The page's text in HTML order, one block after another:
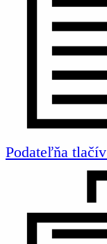
Podateľňa tlačív